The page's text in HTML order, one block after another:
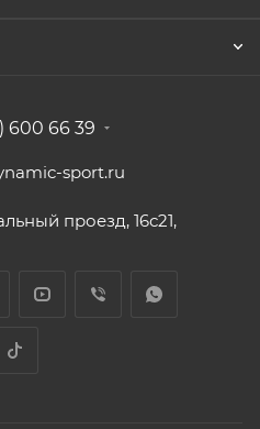
600 66 39
sport.ru
проезд, 16с21,